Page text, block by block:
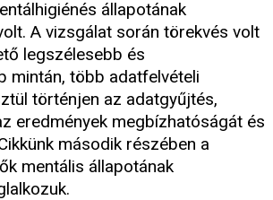
állapotának
A vizsgálat során törekvés volt
legszélesebb és
mintán, több adatfelvételi
történjen az adatgyűjtés,
eredmények megbízhatóságát és
második részében a
mentális állapotának